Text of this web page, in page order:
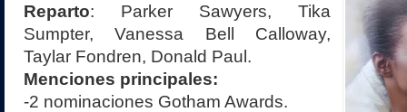
Reparto: Parker Sawyers, Tika
Sumpter, Vanessa Bell Calloway,
Taylar Fondren, Donald Paul.
Menciones principales:
-2 nominaciones Gotham Awards.